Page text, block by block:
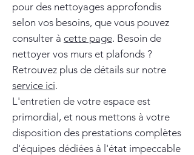
pour des nettoyages approfondis
selon vos besoins, que vous pouvez
consulter à cette page. Besoin de
nettoyer vos murs et plafonds ?
Retrouvez plus de détails sur notre
service ici.
L'entretien de votre espace est
primordial, et nous mettons à votre
disposition des prestations complètes
d'équipes dédiées à l'état impeccable